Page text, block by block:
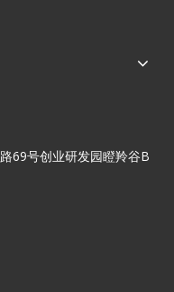
69号创业研发园瞪羚谷B